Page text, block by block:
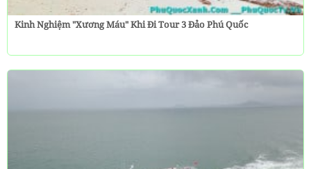
Kinh Nghiệm "Xương Máu" Khi Đi Tour 3 Đảo Phú Quốc